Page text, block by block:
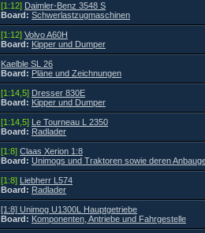
[1:12] Daimler-Benz 3548 S
Board: Schwerlastzugmaschinen
[1:12] Volvo A60H
Board: Kipper und Dumper
Kaelble SL 26
Board: Pläne und Zeichnungen
[1:14,5] Dresser 830E
Board: Kipper und Dumper
[1:14,5] Le Tourneau L 2350
Board: Radlader
[1:8] Claas Xerion 1:8
Board: Unimogs und Traktoren sowie deren
[1:8] Liebherr L574
Board: Radlader
[1:8] Unimog U1300L Hauptgetriebe
Board: Komponenten, Antriebe und Fahrgestelle